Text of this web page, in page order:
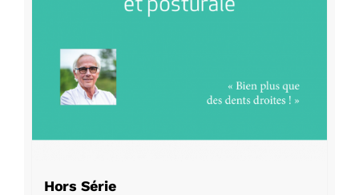
Hors Série